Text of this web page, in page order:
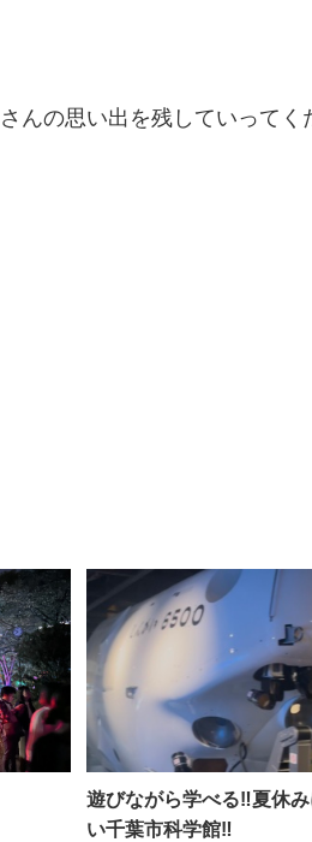
んの思い出を残していってく
遊びながら学べる‼︎夏休
い千葉市科学館‼︎